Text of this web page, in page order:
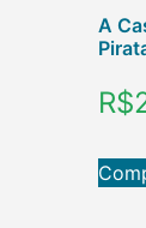
A
R$